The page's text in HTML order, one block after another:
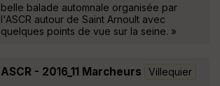
belle balade automnale organisée par
l'ASCR autour de Saint Arnoult avec
quelques points de vue sur la seine. »
ASCR - 2016_11 Marcheurs Villequier